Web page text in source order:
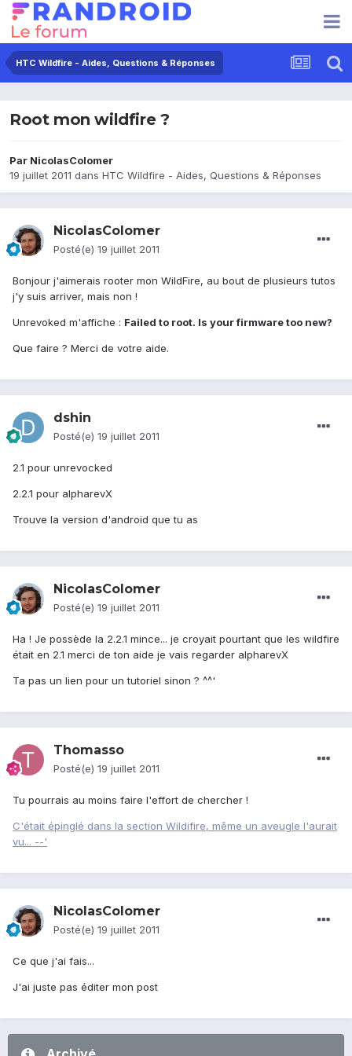
HTC Wildfire - Aides, Questions & Réponses
Root mon wildfire ?
Par NicolasColomer
19 juillet 2011 dans HTC Wildfire - Aides, Questions & Réponses
NicolasColomer
Posté(e) 19 juillet 2011
Bonjour j'aimerais rooter mon WildFire, au bout de plusieurs tutos
j'y suis arriver, mais non !
Unrevoked m'affiche : Failed to root. Is your firmware too new?
Que faire ? Merci de votre aide.
dshin
Posté(e) 19 juillet 2011
2.1 pour unrevocked
2.2.1 pour alpharevX
Trouve la version d'android que tu as
NicolasColomer
Posté(e) 19 juillet 2011
Ha ! Je possède la 2.2.1 mince... je croyait pourtant que les wildfire
était en 2.1 merci de ton aide je vais regarder alpharevX
Ta pas un lien pour un tutoriel sinon ? ^^'
Thomasso
Posté(e) 19 juillet 2011
Tu pourrais au moins faire l'effort de chercher !
C'était épinglé dans la section Wildifire, même un aveugle l'aurait
vu... --'
NicolasColomer
Posté(e) 19 juillet 2011
Ce que j'ai fais...
J'ai juste pas éditer mon post